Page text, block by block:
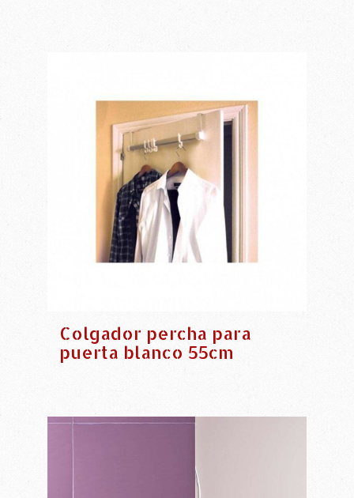
Colgador percha para
puerta blanco 55cm